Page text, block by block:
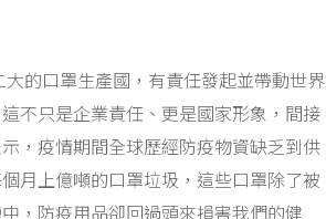
的口罩生產國，有責任發起並帶動世界
不只是企業責任、更是國家形象，間接
，疫情期間全球歷經防疫物資缺乏到供
月上億噸的口罩垃圾，這些口罩除了被
，防疫用品卻回過頭來損害我們的健